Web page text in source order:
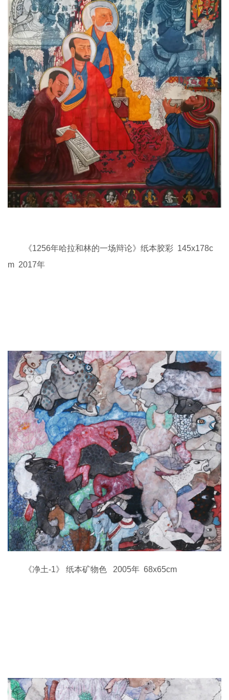
《1256年哈拉和林的一场辩论》纸本胶彩 145x178c
m 2017年
《净土-1》 纸本矿物色 2005年 68x65cm